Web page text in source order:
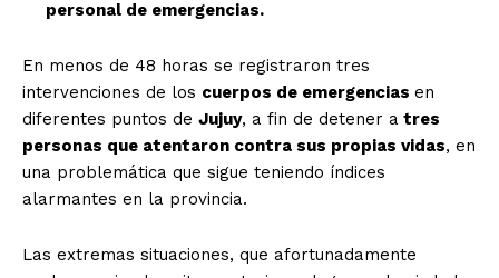
personal de emergencias.
En menos de 48 horas se registraron tres
intervenciones de los cuerpos de emergencias en
diferentes puntos de Jujuy, a fin de detener a tres
personas que atentaron contra sus propias vidas, en
una problemática que sigue teniendo índices
alarmantes en la provincia.
Las extremas situaciones, que afortunadamente